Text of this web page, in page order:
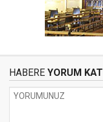
HABERE YORUM KAT